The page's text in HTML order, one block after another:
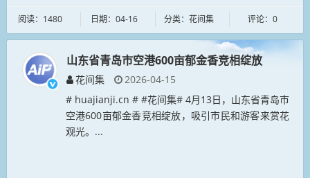
阅读：1480 日期：04-16 分类：花间集 评论：0
山东省青岛市空港600亩郁金香竞相绽放
花间集
2026-04-15
# huajianji.cn # #花间集# 4月13日，山东省青岛市
空港600亩郁金香竞相绽放，吸引市民和游客来赏花
观光。...